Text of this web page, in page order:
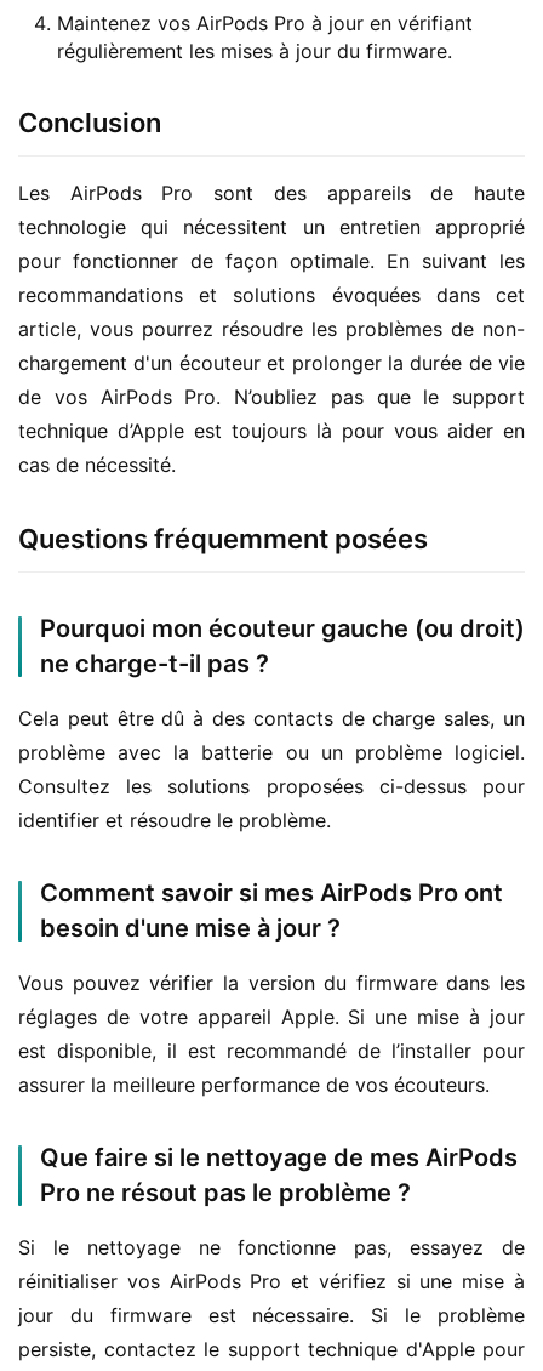
Maintenez vos AirPods Pro à jour en vérifiant
régulièrement les mises à jour du firmware.
Conclusion
Les AirPods Pro sont des appareils de haute
technologie qui nécessitent un entretien approprié
pour fonctionner de façon optimale. En suivant les
recommandations et solutions évoquées dans cet
article, vous pourrez résoudre les problèmes de non-
chargement d'un écouteur et prolonger la durée de vie
de vos AirPods Pro. N’oubliez pas que le support
technique d’Apple est toujours là pour vous aider en
cas de nécessité.
Questions fréquemment posées
Pourquoi mon écouteur gauche (ou droit)
ne charge-t-il pas ?
Cela peut être dû à des contacts de charge sales, un
problème avec la batterie ou un problème logiciel.
Consultez les solutions proposées ci-dessus pour
identifier et résoudre le problème.
Comment savoir si mes AirPods Pro ont
besoin d'une mise à jour ?
Vous pouvez vérifier la version du firmware dans les
réglages de votre appareil Apple. Si une mise à jour
est disponible, il est recommandé de l’installer pour
assurer la meilleure performance de vos écouteurs.
Que faire si le nettoyage de mes AirPods
Pro ne résout pas le problème ?
Si le nettoyage ne fonctionne pas, essayez de
réinitialiser vos AirPods Pro et vérifiez si une mise à
jour du firmware est nécessaire. Si le problème
persiste, contactez le support technique d'Apple pour